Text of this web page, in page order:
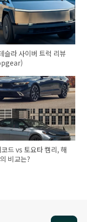
슬라 사이버 트럭 리뷰
드 vs 토요타 캠리, 해
비교는?